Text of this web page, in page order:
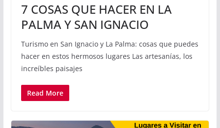
7 COSAS QUE HACER EN LA
PALMA Y SAN IGNACIO
Turismo en San Ignacio y La Palma: cosas que puedes
hacer en estos hermosos lugares Las artesanías, los
increíbles paisajes
Read More